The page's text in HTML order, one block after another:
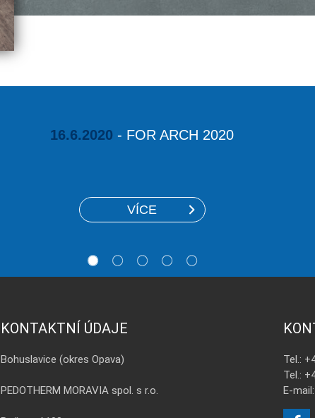
16.6.2020 - FOR ARCH 2020
VÍCE
KONTAKTNÍ ÚDAJE
Bohuslavice (okres Opava)
PEDOTHERM MORAVIA spol. s r.o.
Tel.:
Tel.:
E-mail: